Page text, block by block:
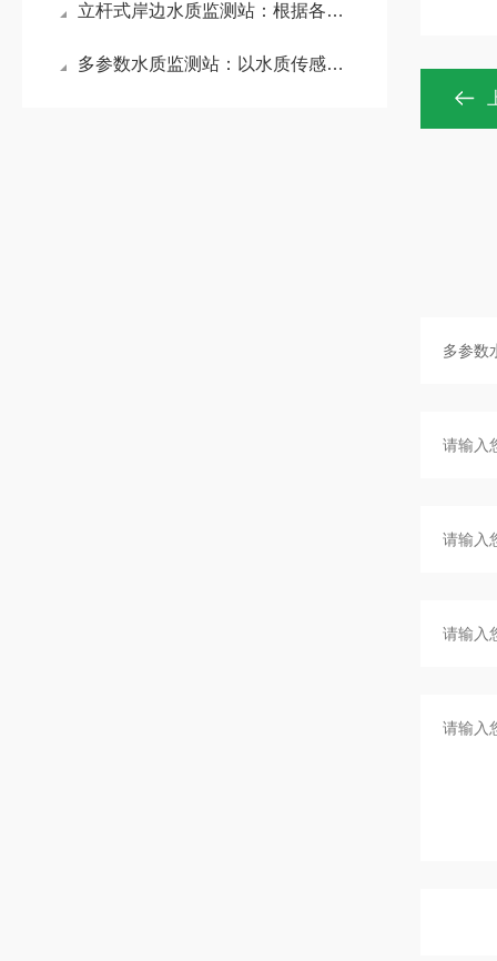
立杆式岸边水质监测站：根据各类参数及时发现潜在问题，保障岸边水生态平衡
多参数水质监测站：以水质传感器为核心，精准监测水温、电导率等关键指标